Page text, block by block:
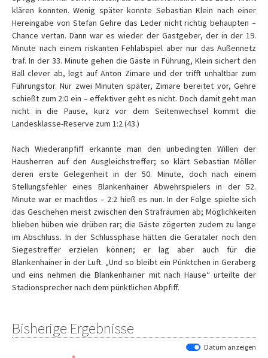
klären konnten. Wenig später konnte Sebastian Klein nach einer
Hereingabe von Stefan Gehre das Leder nicht richtig behaupten –
Chance vertan. Dann war es wieder der Gastgeber, der in der 19.
Minute nach einem riskanten Fehlabspiel aber nur das Außennetz
traf. In der 33. Minute gehen die Gäste in Führung, Klein sichert den
Ball clever ab, legt auf Anton Zimare und der trifft unhaltbar zum
Führungstor. Nur zwei Minuten später, Zimare bereitet vor, Gehre
schießt zum 2:0 ein – effektiver geht es nicht. Doch damit geht man
nicht in die Pause, kurz vor dem Seitenwechsel kommt die
Landesklasse-Reserve zum 1:2 (43.)
Nach Wiederanpfiff erkannte man den unbedingten Willen der
Hausherren auf den Ausgleichstreffer; so klärt Sebastian Möller
deren erste Gelegenheit in der 50. Minute, doch nach einem
Stellungsfehler eines Blankenhainer Abwehrspielers in der 52.
Minute war er machtlos – 2:2 hieß es nun. In der Folge spielte sich
das Geschehen meist zwischen den Strafräumen ab; Möglichkeiten
blieben hüben wie drüben rar; die Gäste zögerten zudem zu lange
im Abschluss. In der Schlussphase hätten die Gerataler noch den
Siegestreffer erzielen können; er lag aber auch für die
Blankenhainer in der Luft. „Und so bleibt ein Pünktchen in Geraberg
und eins nehmen die Blankenhainer mit nach Hause“ urteilte der
Stadionsprecher nach dem pünktlichen Abpfiff.
Bisherige Ergebnisse
Datum anzeigen